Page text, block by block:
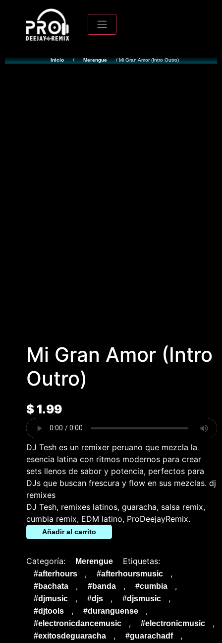
Inicio / Merengue / Mi Gran Amor (Intro Outro)
Mi Gran Amor (Intro
Outro)
$1.99
DJ Tesh es un remixer peruano que mezcla la
esencia latina con ritmos modernos para crear
sets llenos de sabor y potencia, perfectos para
DJs que buscan frescura y flow en sus mezclas. dj
remixes
DJ Tesh, remixes latinos, guaracha, salsa remix,
cumbia remix, EDM latino, ProDeejayRemix.
Añadir al carrito
Categoría: Merengue Etiquetas:
#afterhours , #afterhoursmusic ,
#bachata , #banda , #cumbia ,
#djmusic , #djs , #djsmusic ,
#djtools , #duranguense ,
#electronicdancemusic , #electronicmusic ,
#exitosdeguaracha , #guarachadf ,